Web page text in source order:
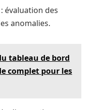
: évaluation des
anomalies.
tableau de bord
complet pour les